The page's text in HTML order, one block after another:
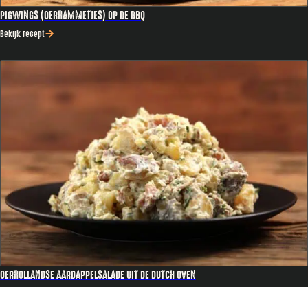
PIGWINGS (OERHAMMETJES) OP DE BBQ
Bekijk recept
OERHOLLANDSE AARDAPPELSALADE UIT DE DUTCH OVEN